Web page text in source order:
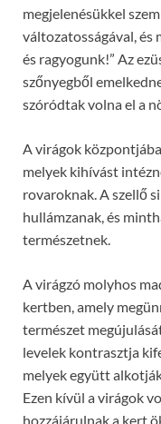
megjelenésükkel
változatosságával, és
és ragyogunk!” Az
szőnyegből
szóródtak volna el a
A virágok
melyek kihívást
rovaroknak. A szellő
hullámzanak, és
természetnek.
A virágzó molyhos
kertben, amely
természet
levelek kontrasztja
melyek együtt
Ezen kívül a virágok
hozzájárulnak a kert